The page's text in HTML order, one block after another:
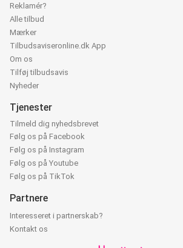
Reklamér?
Alle tilbud
Mærker
Tilbudsaviseronline.dk App
Om os
Tilføj tilbudsavis
Nyheder
Tjenester
Tilmeld dig nyhedsbrevet
Følg os på Facebook
Følg os på Instagram
Følg os på Youtube
Følg os på TikTok
Partnere
Interesseret i partnerskab?
Kontakt os